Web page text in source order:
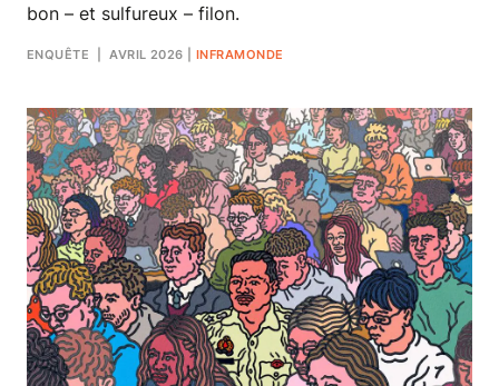
bon – et sulfureux – filon.
ENQUÊTE | AVRIL 2026 |INFRAMONDE